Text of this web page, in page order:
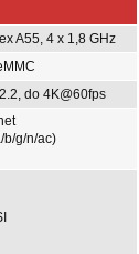
A55, 4 x 1,8 GHz
do 4K@60fps
b/g/n/ac)